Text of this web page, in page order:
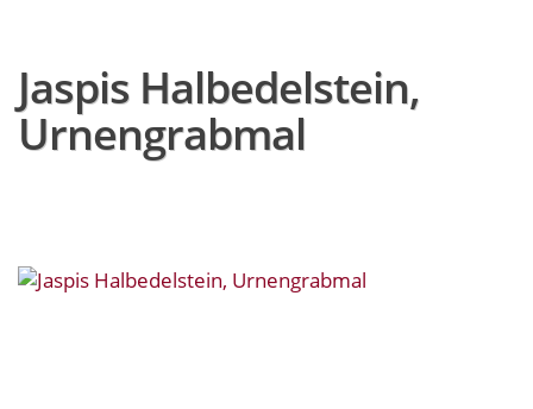
Jaspis Halbedelstein,
Urnengrabmal